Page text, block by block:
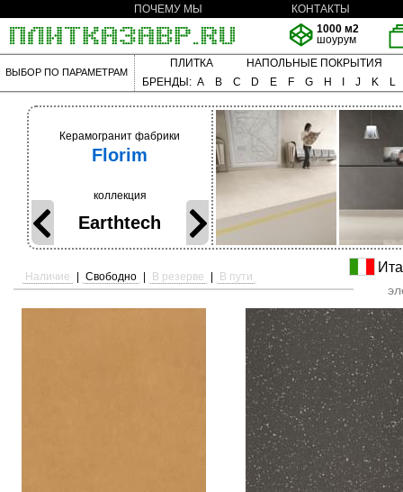
ПОЧЕМУ МЫ
КОНТАКТЫ
1000 м2
шоурум
ВЫБОР ПО ПАРАМЕТРАМ
ПЛИТКА
НАПОЛЬНЫЕ ПОКРЫТИЯ
БРЕНДЫ: A B C D E F G H J K L
Керамогранит фабрики
Florim
коллекция
Earthtech
Наличие | Свободно | В резерве | В пути